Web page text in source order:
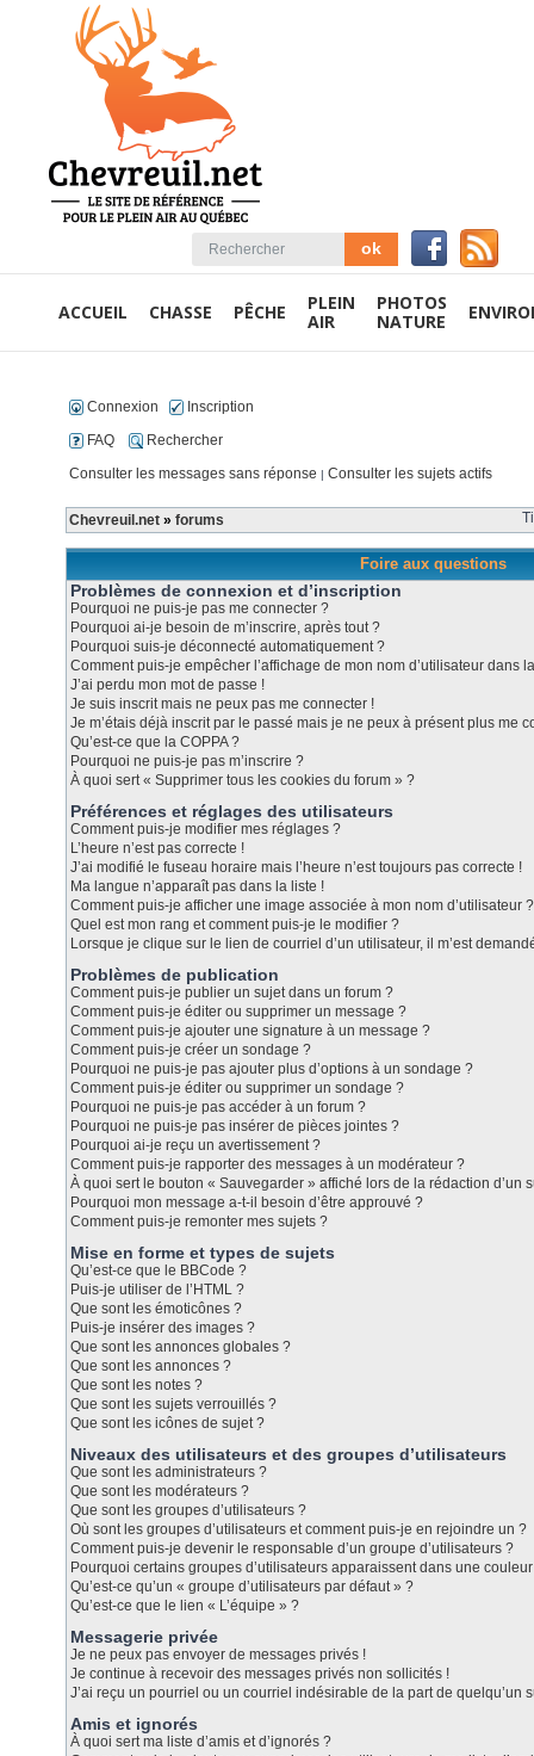
ACCUEIL CHASSE PÊCHE
PLEIN
AIR
PHOTOS
NATURE
Connexion
Inscription
FAQ
Rechercher
Consulter les messages sans réponse | Consulter les sujets actifs
Chevreuil.net » forums
Foire aux questions
Problèmes de connexion et d’inscription
Pourquoi ne puis-je pas me connecter ?
Pourquoi ai-je besoin de m’inscrire, après tout ?
Pourquoi suis-je déconnecté automatiquement ?
Comment puis-je empêcher l’affichage de mon nom d’utilisateur dans
J’ai perdu mon mot de passe !
Je suis inscrit mais ne peux pas me connecter !
Je m’étais déjà inscrit par le passé mais je ne peux à présent plus me
Qu’est-ce que la COPPA ?
Pourquoi ne puis-je pas m’inscrire ?
À quoi sert « Supprimer tous les cookies du forum » ?
Préférences et réglages des utilisateurs
Comment puis-je modifier mes réglages ?
L’heure n’est pas correcte !
J’ai modifié le fuseau horaire mais l’heure n’est toujours pas correcte !
Ma langue n’apparaît pas dans la liste !
Comment puis-je afficher une image associée à mon nom d’utilisateur ?
Quel est mon rang et comment puis-je le modifier ?
Lorsque je clique sur le lien de courriel d’un utilisateur, il m’est
Problèmes de publication
Comment puis-je publier un sujet dans un forum ?
Comment puis-je éditer ou supprimer un message ?
Comment puis-je ajouter une signature à un message ?
Comment puis-je créer un sondage ?
Pourquoi ne puis-je pas ajouter plus d’options à un sondage ?
Comment puis-je éditer ou supprimer un sondage ?
Pourquoi ne puis-je pas accéder à un forum ?
Pourquoi ne puis-je pas insérer de pièces jointes ?
Pourquoi ai-je reçu un avertissement ?
Comment puis-je rapporter des messages à un modérateur ?
À quoi sert le bouton « Sauvegarder » affiché lors de la rédaction d’un
Pourquoi mon message a-t-il besoin d’être approuvé ?
Comment puis-je remonter mes sujets ?
Mise en forme et types de sujets
Qu’est-ce que le BBCode ?
Puis-je utiliser de l’HTML ?
Que sont les émoticônes ?
Puis-je insérer des images ?
Que sont les annonces globales ?
Que sont les annonces ?
Que sont les notes ?
Que sont les sujets verrouillés ?
Que sont les icônes de sujet ?
Niveaux des utilisateurs et des groupes d’utilisateurs
Que sont les administrateurs ?
Que sont les modérateurs ?
Que sont les groupes d’utilisateurs ?
Où sont les groupes d’utilisateurs et comment puis-je en rejoindre un ?
Comment puis-je devenir le responsable d’un groupe d’utilisateurs ?
Pourquoi certains groupes d’utilisateurs apparaissent dans une
Qu’est-ce qu’un « groupe d’utilisateurs par défaut » ?
Qu’est-ce que le lien « L’équipe » ?
Messagerie privée
Je ne peux pas envoyer de messages privés !
Je continue à recevoir des messages privés non sollicités !
J’ai reçu un pourriel ou un courriel indésirable de la part de quelqu’un
Amis et ignorés
À quoi sert ma liste d’amis et d’ignorés ?